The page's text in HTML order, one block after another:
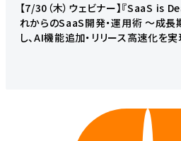
【7/30（木）ウェビナー】『SaaS is
れからのSaaS開発・運用術 ～成長
し、AI機能追加・リリース高速化を